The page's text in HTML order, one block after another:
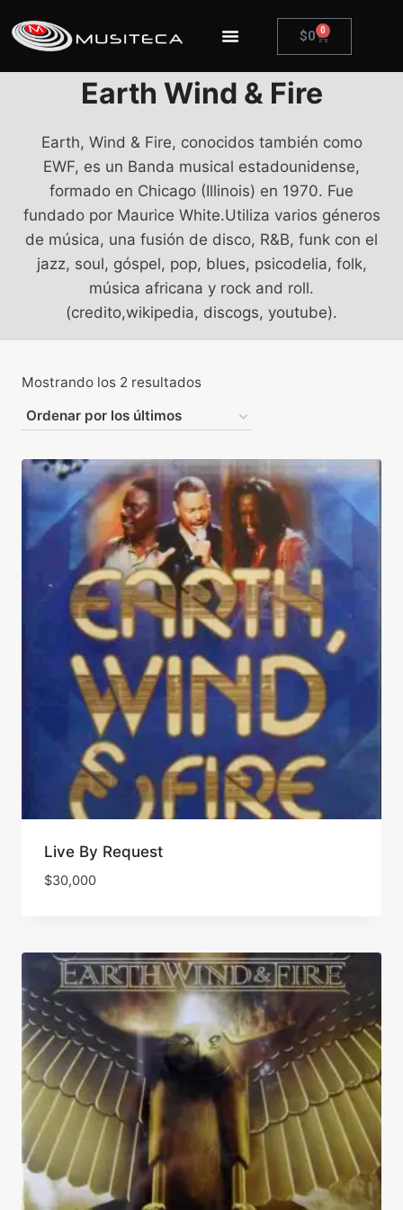
$0 0
Earth Wind & Fire
Earth, Wind & Fire, conocidos también como
EWF, es un Banda musical estadounidense,
formado en Chicago (Illinois) en 1970. Fue
fundado por Maurice White.Utiliza varios géneros
de música, una fusión de disco, R&B, funk con el
jazz, soul, góspel, pop, blues, psicodelia, folk,
música africana y rock and roll.
(credito,wikipedia, discogs, youtube).
Mostrando los 2 resultados
Live By Request
$30,000